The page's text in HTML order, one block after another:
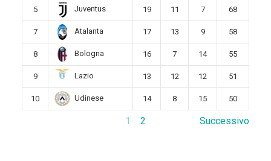
5 Juventus 19 11 7 68
7 Atalanta 17 13 9 58
8 Bologna 16 7 14 55
9 Lazio 13 12 12 51
10 Udinese 14 8 15 50
1 2 Successivo